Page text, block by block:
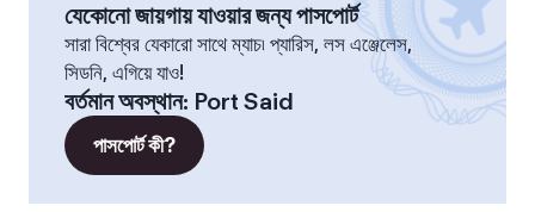
যেকোনো জায়গায় যাওয়ার জন্য পাসপোর্ট
সারা বিশ্বের যেকারো সাথে ম্যাচ৷ প্যারিস, লস এঞ্জেলেস,
সিডনি, এগিয়ে যাও!
বর্তমান অবস্থান: Port Said
পাসপোর্ট কী?